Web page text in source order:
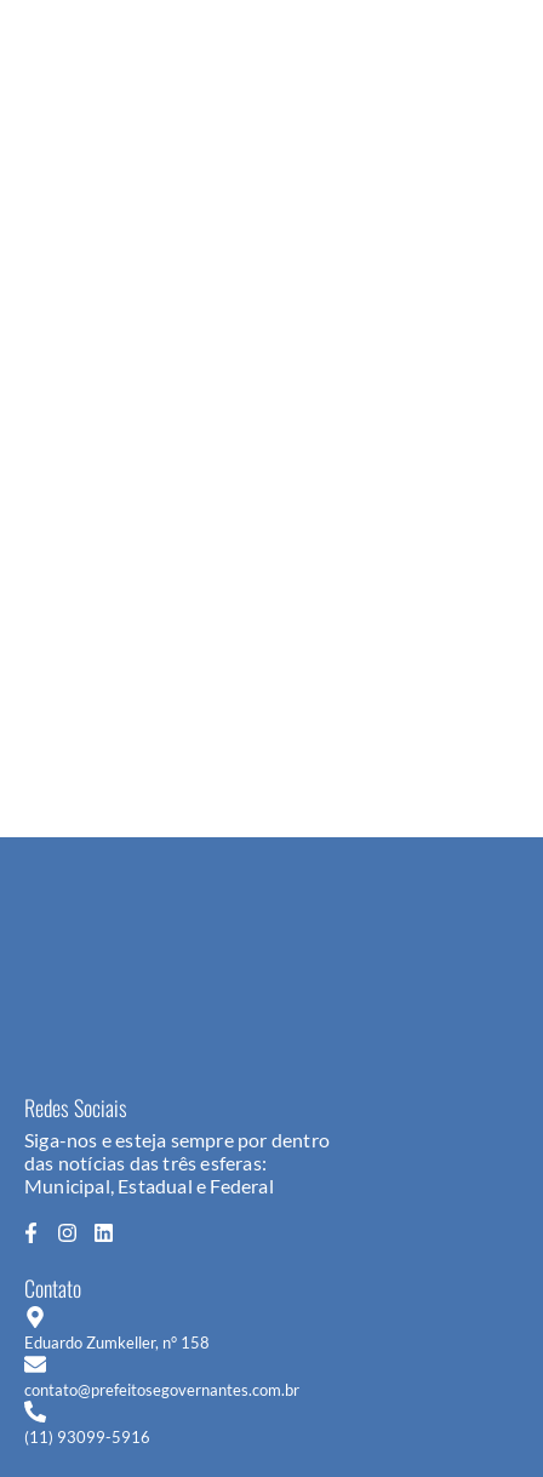
Redes Sociais
Siga-nos e esteja sempre por dentro
das notícias das três esferas:
Municipal, Estadual e Federal
Contato
Eduardo Zumkeller, n° 158
contato@prefeitosegovernantes.com.br
(11) 93099-5916